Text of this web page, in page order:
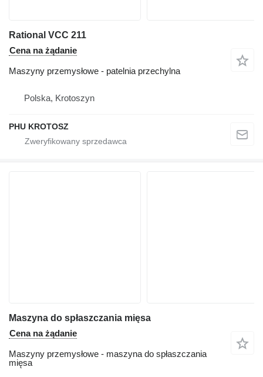
Rational VCC 211
Cena na żądanie
Maszyny przemysłowe - patelnia przechylna
Polska, Krotoszyn
PHU KROTOSZ
Maszyna do spłaszczania mięsa
Cena na żądanie
Maszyny przemysłowe - maszyna do spłaszczania
mięsa